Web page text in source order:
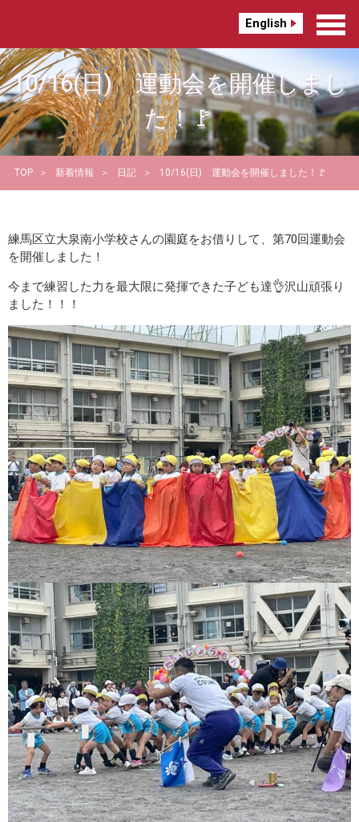
English
10/16(日) 運動会を開催しまし
た！🚩
TOP 新着情報 日記 10/16(日) 運動会を開催しました！🚩
練馬区立大泉南小学校さんの園庭をお借りして、第70回運動会
を開催しました！
今まで練習した力を最大限に発揮できた子ども達👌沢山頑張り
ました！！！